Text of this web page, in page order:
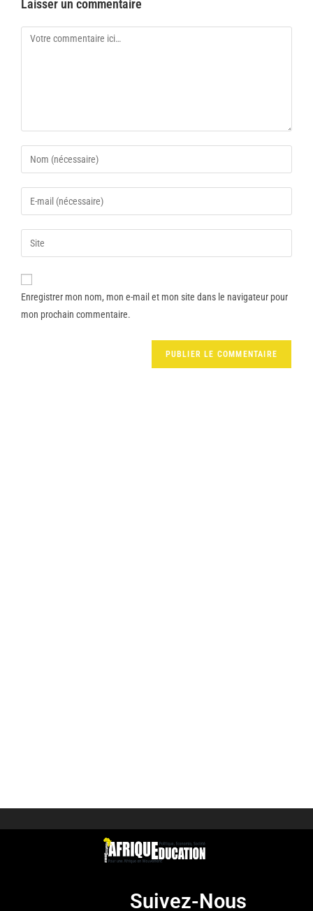
Laisser un commentaire
Enregistrer mon nom, mon e-mail et mon site dans le navigateur pour
mon prochain commentaire.
Suivez-Nous